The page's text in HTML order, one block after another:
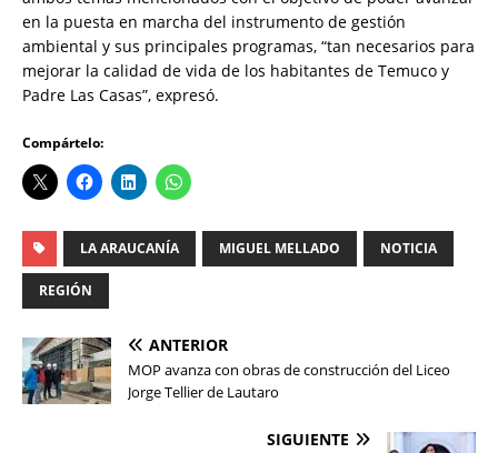
en la puesta en marcha del instrumento de gestión
ambiental y sus principales programas, “tan necesarios para
mejorar la calidad de vida de los habitantes de Temuco y
Padre Las Casas”, expresó.
Compártelo:
LA ARAUCANÍA MIGUEL MELLADO NOTICIA
REGIÓN
ANTERIOR
MOP avanza con obras de construcción del Liceo
Jorge Tellier de Lautaro
SIGUIENTE